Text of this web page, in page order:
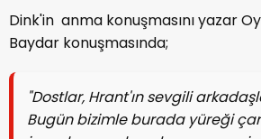
Dink'in anma konuşmasını yazar
Baydar konuşmasında;
"Dostlar, Hrant'ın sevgili
Bugün bizimle burada yüreği